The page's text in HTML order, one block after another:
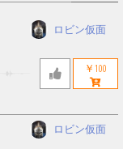
ロビン仮面
￥100
ロビン仮面